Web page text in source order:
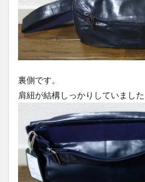
裏側です。
肩紐が結構しっかりしていました